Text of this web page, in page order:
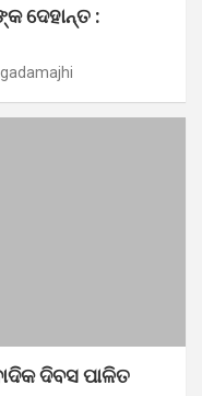
ଦେହାନ୍ତ :
ଦିବସ ପାଳିତ